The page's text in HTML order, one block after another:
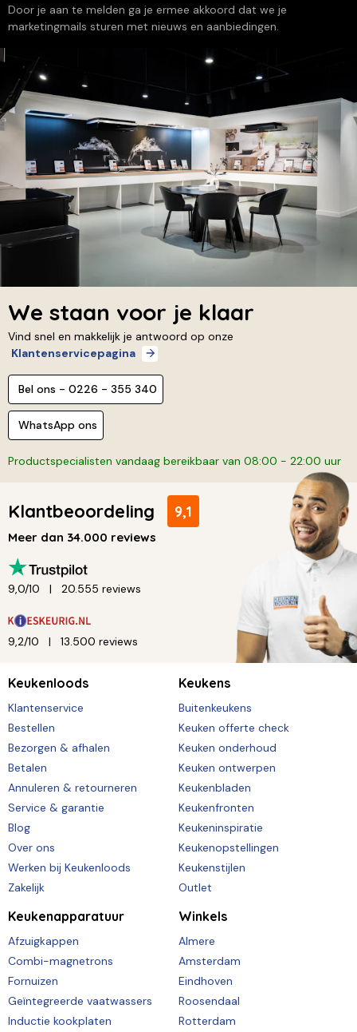
Door je aan te melden ga je ermee akkoord dat we je
marketingmails sturen met nieuws en aanbiedingen.
We staan voor je klaar
Vind snel en makkelijk je antwoord op onze
Klantenservicepagina
Bel ons - 0226 - 355 340
WhatsApp ons
Productspecialisten vandaag bereikbaar van 08:00 - 22:00 uur
Klantbeoordeling 9,1
Meer dan 34.000 reviews
9,0/10 20.555 reviews
9,2/10 13.500 reviews
Keukenloods
Klantenservice
Bestellen
Bezorgen & afhalen
Betalen
Annuleren & retourneren
Service & garantie
Blog
Over ons
Werken bij Keukenloods
Zakelijk
Keukens
Buitenkeukens
Keuken offerte check
Keuken onderhoud
Keuken ontwerpen
Keukenbladen
Keukenfronten
Keukeninspiratie
Keukenopstellingen
Keukenstijlen
Outlet
Keukenapparatuur
Afzuigkappen
Combi-magnetrons
Fornuizen
Geïntegreerde vaatwassers
Inductie kookplaten
Winkels
Almere
Amsterdam
Eindhoven
Roosendaal
Rotterdam